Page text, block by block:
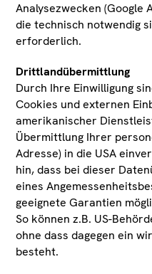
Moderne
Sammlung
Tiroler
Analysezwecken (Google
die technisch notwendig
erforderlich.
Drittlandübermittlung
Durch Ihre Einwilligung
Cookies und externen
amerikanischer
Übermittlung Ihrer
Adresse) in die USA
hin, dass bei dieser
eines
geeignete Garantien
So können z.B. US-
ohne dass dagegen ein
besteht.